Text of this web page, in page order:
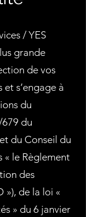
/ YES
grande
de vos
s’engage à
du
du
du Conseil du
« le Règlement
des
»), de la loi «
» du 6 janvier